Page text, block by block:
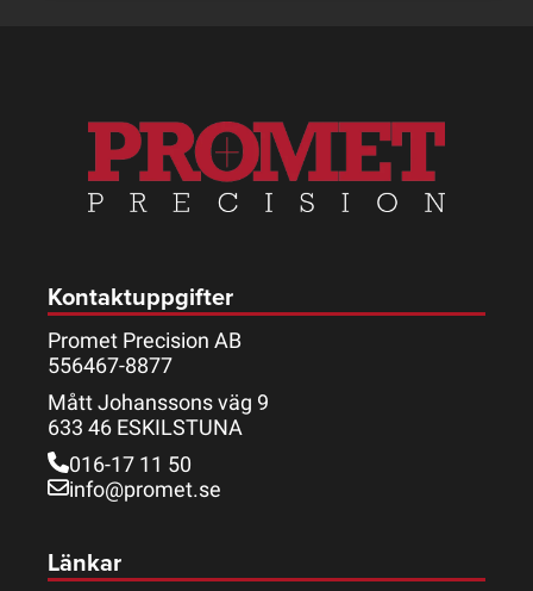
Kontaktuppgifter
Promet Precision AB
556467-8877
Mått Johanssons väg 9
633 46 ESKILSTUNA
016-17 11 50
info@promet.se
Länkar